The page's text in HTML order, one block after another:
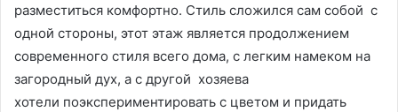
разместиться комфортно. Стиль сложился сам собой с
одной стороны, этот этаж является продолжением
современного стиля всего дома, с легким намеком на
загородный дух, а с другой хозяева
хотели поэкспериментировать с цветом и придать